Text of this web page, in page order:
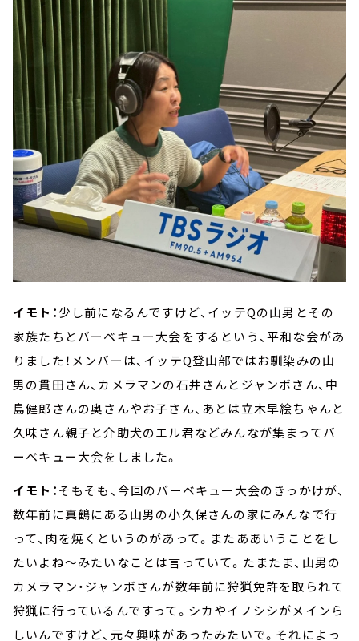
イモト：少し前になるんですけど、イッテQの山男とその
家族たちとバーベキュー大会をするという、平和な会があ
りました！メンバーは、イッテQ登山部ではお馴染みの山
男の貫田さん、カメラマンの石井さんとジャンボさん、中
島健郎さんの奥さんやお子さん、あとは立木早絵ちゃんと
久味さん親子と介助犬のエル君などみんなが集まってバ
ーベキュー大会をしました。
イモト：そもそも、今回のバーベキュー大会のきっかけが、
数年前に真鶴にある山男の小久保さんの家にみんなで行
って、肉を焼くというのがあって。またああいうことをし
たいよね～みたいなことは言っていて。たまたま、山男の
カメラマン・ジャンボさんが数年前に狩猟免許を取られて
狩猟に行っているんですって。シカやイノシシがメインら
しいんですけど、元々興味があったみたいで。それによっ